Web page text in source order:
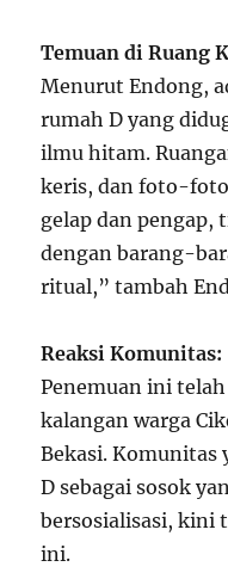
Temuan di Ruang
Menurut Endong,
rumah D yang
ilmu hitam.
keris, dan foto-
gelap dan pengap,
dengan barang-
ritual,” tambah
Reaksi Komunitas:
Penemuan ini
kalangan warga
Bekasi. Komunitas
D sebagai sosok
bersosialisasi, kini
ini.